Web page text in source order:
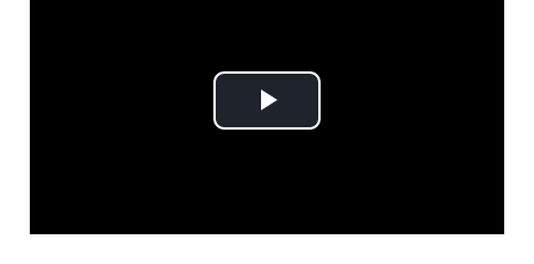
Play